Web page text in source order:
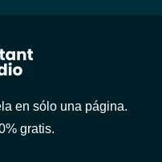
en sólo una página.
gratis.